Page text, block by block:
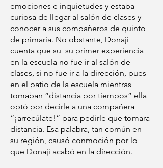
emociones e inquietudes y estaba
curiosa de llegar al salón de clases y
conocer a sus compañeros de quinto
de primaria. No obstante, Donají
cuenta que su su primer experiencia
en la escuela no fue ir al salón de
clases, si no fue ir a la dirección, pues
en el patio de la escuela mientras
tomaban “distancia por tiempos” ella
optó por decirle a una compañera
“¡arrecúlate!” para pedirle que tomara
distancia. Esa palabra, tan común en
su región, causó conmoción por lo
que Donají acabó en la dirección.